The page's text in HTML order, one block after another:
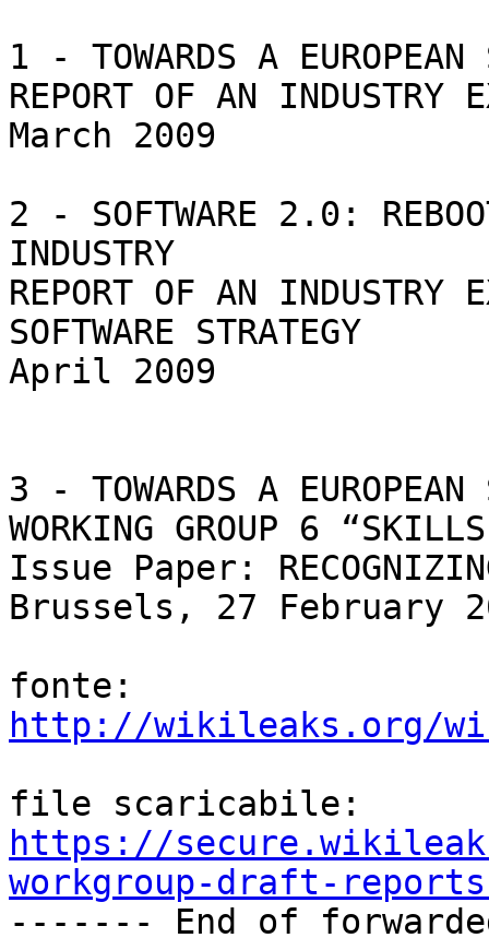
1 - TOWARDS A EUROPEAN
REPORT OF AN INDUSTRY
March 2009
2 - SOFTWARE 2.0:
INDUSTRY
REPORT OF AN INDUSTRY
SOFTWARE STRATEGY
April 2009
3 - TOWARDS A EUROPEAN
WORKING GROUP 6
Issue Paper:
Brussels, 27 February
http://wikileaks.org/wiki/
https://
workgroup-draft-
------- End of